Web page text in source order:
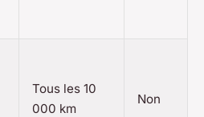
Tous les 10
000 km
Non